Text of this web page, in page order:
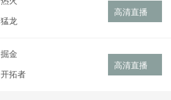
猛龙
高清直播
掘金
开拓者
高清直播